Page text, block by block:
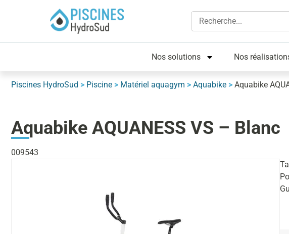
Nos solutions Nos
Piscines HydroSud > Piscine > Matériel aquagym > Aquabike > Aquabike
Aquabike AQUANESS VS – Blanc
009543